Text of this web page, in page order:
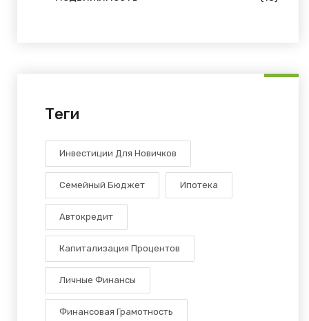
Теги
Инвестиции Для Новичков
Семейный Бюджет Ипотека
Автокредит
Капитализация Процентов
Личные Финансы
Финансовая Грамотность